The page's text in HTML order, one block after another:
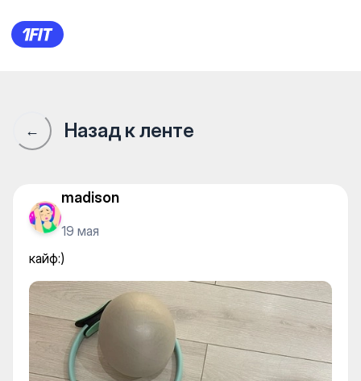
кайф:)
← Назад к ленте
madison
19 мая
кайф:)